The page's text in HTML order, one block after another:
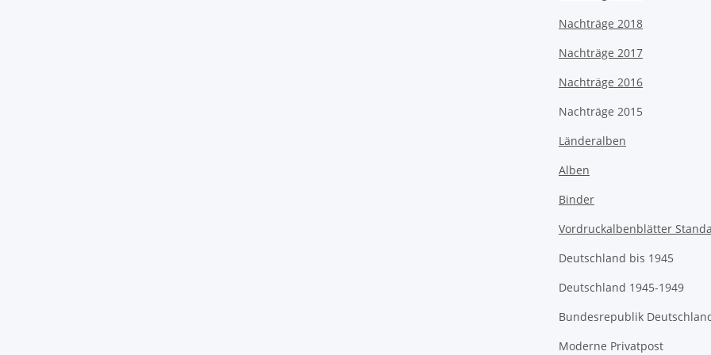
Nachträge 2018
Nachträge 2017
Nachträge 2016
Nachträge 2015
Länderalben
Alben
Binder
Vordruckalbenblätter
Deutschland bis 1945
Deutschland 1945-1949
Bundesrepublik
Moderne Privatpost